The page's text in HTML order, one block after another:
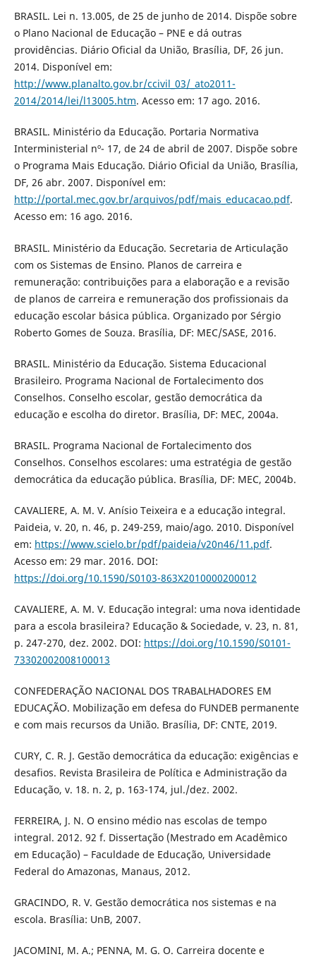
BRASIL. Lei n. 13.005, de 25 de junho de 2014. Dispõe sobre
o Plano Nacional de Educação – PNE e dá outras
providências. Diário Oficial da União, Brasília, DF, 26 jun.
2014. Disponível em:
http://www.planalto.gov.br/ccivil_03/_ato2011-
2014/2014/lei/l13005.htm. Acesso em: 17 ago. 2016.
BRASIL. Ministério da Educação. Portaria Normativa
Interministerial nº- 17, de 24 de abril de 2007. Dispõe sobre
o Programa Mais Educação. Diário Oficial da União, Brasília,
DF, 26 abr. 2007. Disponível em:
http://portal.mec.gov.br/arquivos/pdf/mais_educacao.pdf.
Acesso em: 16 ago. 2016.
BRASIL. Ministério da Educação. Secretaria de Articulação
com os Sistemas de Ensino. Planos de carreira e
remuneração: contribuições para a elaboração e a revisão
de planos de carreira e remuneração dos profissionais da
educação escolar básica pública. Organizado por Sérgio
Roberto Gomes de Souza. Brasília, DF: MEC/SASE, 2016.
BRASIL. Ministério da Educação. Sistema Educacional
Brasileiro. Programa Nacional de Fortalecimento dos
Conselhos. Conselho escolar, gestão democrática da
educação e escolha do diretor. Brasília, DF: MEC, 2004a.
BRASIL. Programa Nacional de Fortalecimento dos
Conselhos. Conselhos escolares: uma estratégia de gestão
democrática da educação pública. Brasília, DF: MEC, 2004b.
CAVALIERE, A. M. V. Anísio Teixeira e a educação integral.
Paideia, v. 20, n. 46, p. 249-259, maio/ago. 2010. Disponível
em: https://www.scielo.br/pdf/paideia/v20n46/11.pdf.
Acesso em: 29 mar. 2016. DOI:
https://doi.org/10.1590/S0103-863X2010000200012
CAVALIERE, A. M. V. Educação integral: uma nova identidade
para a escola brasileira? Educação & Sociedade, v. 23, n. 81,
p. 247-270, dez. 2002. DOI: https://doi.org/10.1590/S0101-
73302002008100013
CONFEDERAÇÃO NACIONAL DOS TRABALHADORES EM
EDUCAÇÃO. Mobilização em defesa do FUNDEB permanente
e com mais recursos da União. Brasília, DF: CNTE, 2019.
CURY, C. R. J. Gestão democrática da educação: exigências e
desafios. Revista Brasileira de Política e Administração da
Educação, v. 18. n. 2, p. 163-174, jul./dez. 2002.
FERREIRA, J. N. O ensino médio nas escolas de tempo
integral. 2012. 92 f. Dissertação (Mestrado em Acadêmico
em Educação) – Faculdade de Educação, Universidade
Federal do Amazonas, Manaus, 2012.
GRACINDO, R. V. Gestão democrática nos sistemas e na
escola. Brasília: UnB, 2007.
JACOMINI, M. A.; PENNA, M. G. O. Carreira docente e